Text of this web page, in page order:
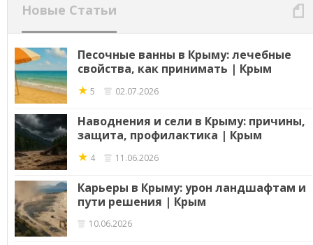
Новые Статьи
Песочные ванны в Крыму: лечебные
свойства, как принимать | Крым
★ 5 02.07.2026
Наводнения и сели в Крыму: причины,
защита, профилактика | Крым
★ 4 11.06.2026
Карьеры в Крыму: урон ландшафтам и
пути решения | Крым
10.06.2026